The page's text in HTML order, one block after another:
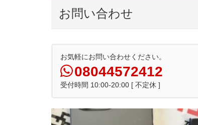
お問い合わせ
お気軽にお問い合わせください。
08044572412
受付時間 10:00-20:00 [ 不定休 ]